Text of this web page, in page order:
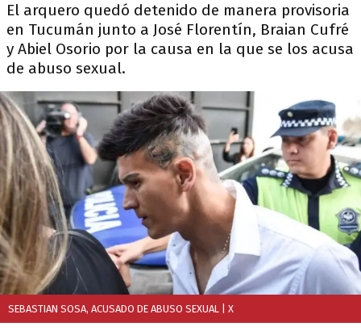
El arquero quedó detenido de manera provisoria
en Tucumán junto a José Florentín, Braian Cufré
y Abiel Osorio por la causa en la que se los acusa
de abuso sexual.
SEBASTIAN SOSA, ACUSADO DE ABUSO SEXUAL | X